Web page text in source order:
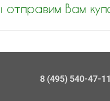
8 (495) 540-47-11